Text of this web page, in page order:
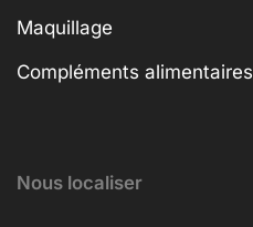
Maquillage
Compléments alimentaires
Nous localiser